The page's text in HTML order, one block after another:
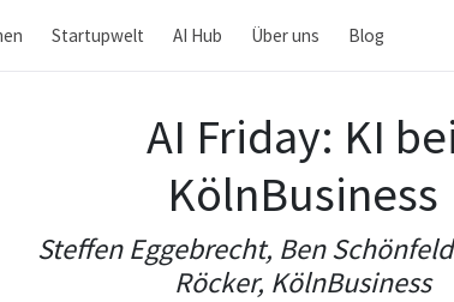
Startupwelt AI Hub Über uns Blog
AI Friday: KI bei
KölnBusiness
Steffen Eggebrecht, Ben
Röcker, KölnBusiness